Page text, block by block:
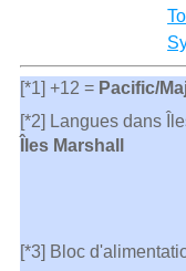
[*1] +12 = Pacific/
[*2] Langues dans
Îles Marshall
[*3] Bloc